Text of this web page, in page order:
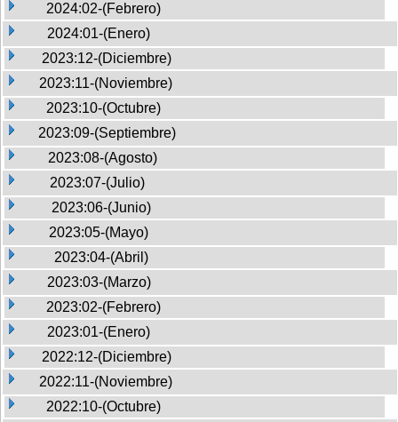
2024:02-(Febrero)
2024:01-(Enero)
2023:12-(Diciembre)
2023:11-(Noviembre)
2023:10-(Octubre)
2023:09-(Septiembre)
2023:08-(Agosto)
2023:07-(Julio)
2023:06-(Junio)
2023:05-(Mayo)
2023:04-(Abril)
2023:03-(Marzo)
2023:02-(Febrero)
2023:01-(Enero)
2022:12-(Diciembre)
2022:11-(Noviembre)
2022:10-(Octubre)